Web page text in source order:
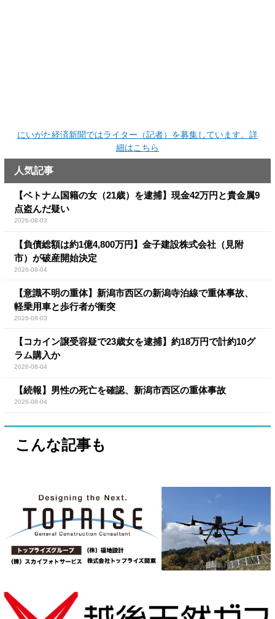
にいがた経済新聞ではライター（記者）を募集しています。詳
細はこちら
人気記事
【ベトナム国籍の女（21歳）を逮捕】現金42万円と貴金属9
点盗んだ疑い
2026-08-03
【負債総額は約1億4,800万円】金子建設株式会社（見附
市）が破産開始決定
2026-08-04
【意識不明の重体】新潟市西区の新潟寺泊線で重体事故、
軽乗用車と歩行者が衝突
2026-08-03
【コカイン譲受容疑で23歳女を逮捕】約18万円で計約10グ
ラム購入か
2026-08-04
【続報】男性の死亡を確認、新潟市西区の重体事故
2026-08-04
こんな記事も